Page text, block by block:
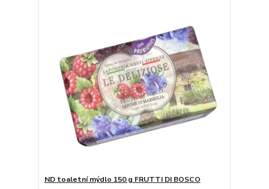
ND toaletní mýdlo 150 g FRUTTI DI BOSCO